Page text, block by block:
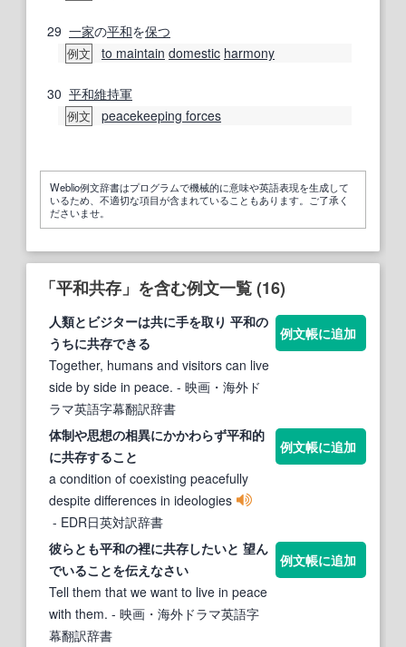
29 一家の平和を保つ
例文 to maintain domestic harmony
30 平和維持軍
例文 peacekeeping forces
Weblio例文辞書はプログラムで機械的に意味や英語表現を生成して
いるため、不適切な項目が含まれていることもあります。ご了承く
ださいませ。
「平和共存」を含む例文一覧 (16)
人類とビジターは共に手を取り 平和の
うちに共存できる
Together, humans and visitors can live
side by side in peace. - 映画・海外ド
ラマ英語字幕翻訳辞書
例文帳に追加
体制や思想の相異にかかわらず平和的
に共存すること
a condition of coexisting peacefully
despite differences in ideologies
- EDR日英対訳辞書
例文帳に追加
彼らとも平和の裡に共存したいと 望ん
でいることを伝えなさい
Tell them that we want to live in peace
with them. - 映画・海外ドラマ英語字
幕翻訳辞書
例文帳に追加